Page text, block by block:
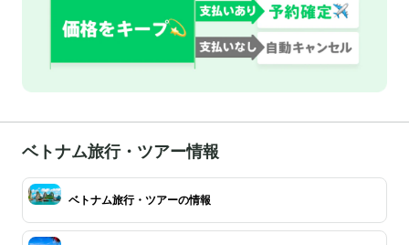
ベトナム旅行・ツアー情報
ベトナム旅行・ツアーの情報